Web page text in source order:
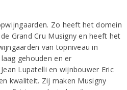
Zo heeft het domein
Grand Cru Musigny en heeft het
van topniveau in
gehouden en er
Lupatelli en wijnbouwer Eric
kwaliteit. Zij maken Musigny